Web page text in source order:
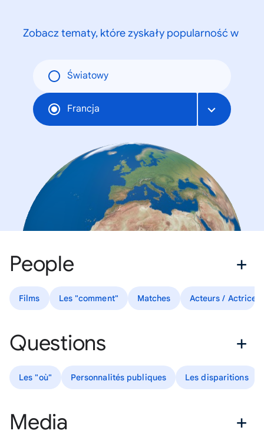
Zobacz tematy, które zyskały popularność w
Światowy
Francja
People
Films Les "comment" Matches Acteurs / Actrices
Questions
Les "où" Personnalités publiques Les disparitions
Media